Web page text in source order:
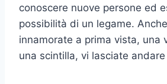
conoscere nuove persone ed
possibilità di un legame.
innamorate a prima vista, una
una scintilla, vi lasciate